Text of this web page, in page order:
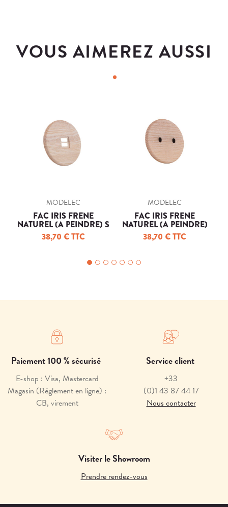
VOUS AIMEREZ AUSSI
MODELEC
FAC IRIS FRENE
NATUREL (A PEINDRE) S
U1
38,70 € TTC
MODELEC
FAC IRIS FRENE
NATUREL (A PEINDRE)
B2
38,70 € TTC
Paiement 100 % sécurisé
E-shop : Visa, Mastercard
Magasin (Règlement en ligne) :
CB, virement
Service client
+33
(0)1 43 87 44 17
Nous contacter
Visiter le Showroom
Prendre rendez-vous